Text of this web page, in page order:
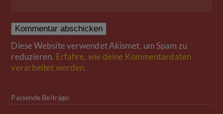
Diese Website verwendet Akismet, um Spam zu
reduzieren. Erfahre, wie deine Kommentardaten
verarbeitet werden.
Passende Beiträge: